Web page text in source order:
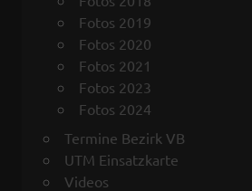
Fotos 2019
Fotos 2020
Fotos 2021
Fotos 2023
Fotos 2024
Termine Bezirk VB
UTM Einsatzkarte
Videos